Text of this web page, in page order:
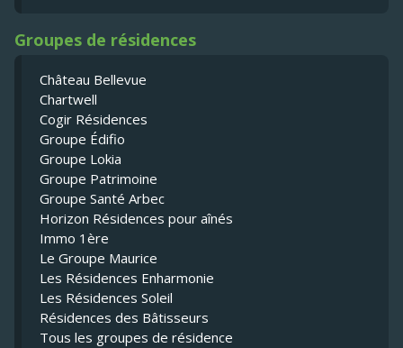
Groupes de résidences
Château Bellevue
Chartwell
Cogir Résidences
Groupe Édifio
Groupe Lokia
Groupe Patrimoine
Groupe Santé Arbec
Horizon Résidences pour aînés
Immo 1ère
Le Groupe Maurice
Les Résidences Enharmonie
Les Résidences Soleil
Résidences des Bâtisseurs
Tous les groupes de résidence